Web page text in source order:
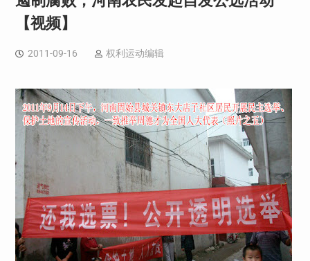
【视频】
2011-09-16 权利运动编辑